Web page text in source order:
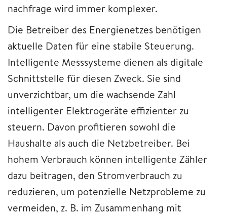
nachfrage wird immer komplexer.
Die Betreiber des Energienetzes benötigen
aktuelle Daten für eine stabile Steuerung.
Intelligente Messsysteme dienen als digitale
Schnittstelle für diesen Zweck. Sie sind
unverzichtbar, um die wachsende Zahl
intelligenter Elektrogeräte effizienter zu
steuern. Davon profitieren sowohl die
Haushalte als auch die Netzbetreiber. Bei
hohem Verbrauch können intelligente Zähler
dazu beitragen, den Stromverbrauch zu
reduzieren, um potenzielle Netzprobleme zu
vermeiden, z. B. im Zusammenhang mit